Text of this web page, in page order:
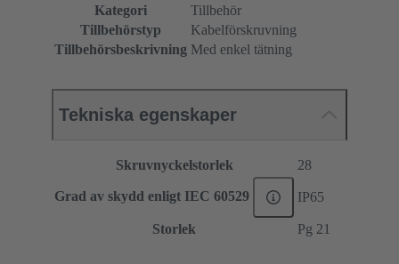
Kategori
Tillbehör
Tillbehörstyp
Kabelförskruvning
Tillbehörsbeskrivning Med enkel tätning
Tekniska egenskaper
Skruvnyckelstorlek 28
Grad av skydd enligt IEC 60529 IP65
Storlek Pg 21